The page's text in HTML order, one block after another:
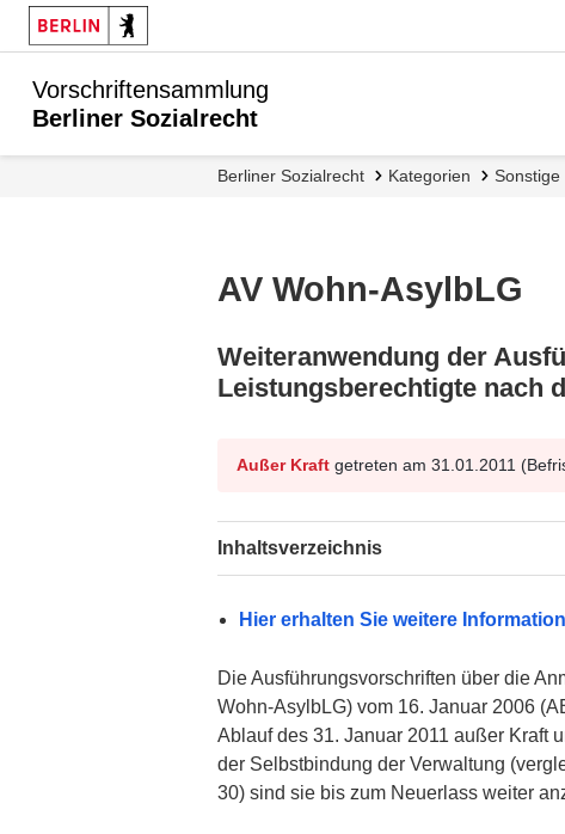
Vorschriftensammlung
Berliner Sozialrecht
Berliner Sozialrecht Kategorien Sonstige
AV Wohn-AsylbLG
Weiteranwendung der
Leistungsberechtigte nach
Außer Kraft getreten am 31.01.2011
Inhaltsverzeichnis
Hier erhalten Sie weitere
Die Ausführungsvorschriften über die
Wohn-AsylbLG) vom 16. Januar 2006
Ablauf des 31. Januar 2011 außer Kraft
der Selbstbindung der Verwaltung
30) sind sie bis zum Neuerlass weiter